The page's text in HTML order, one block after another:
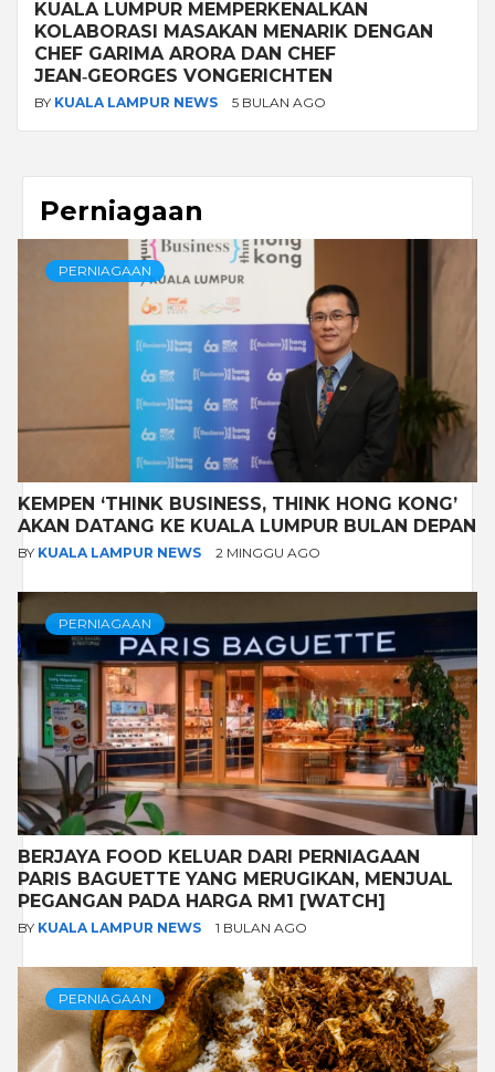
KUALA LUMPUR MEMPERKENALKAN
KOLABORASI MASAKAN MENARIK DENGAN
CHEF GARIMA ARORA DAN CHEF
JEAN‑GEORGES VONGERICHTEN
BY KUALA LAMPUR NEWS 5 BULAN AGO
Perniagaan
PERNIAGAAN
KEMPEN ‘THINK BUSINESS, THINK HONG KONG’
AKAN DATANG KE KUALA LUMPUR BULAN DEPAN
BY KUALA LAMPUR NEWS 2 MINGGU AGO
PERNIAGAAN
BERJAYA FOOD KELUAR DARI PERNIAGAAN
PARIS BAGUETTE YANG MERUGIKAN, MENJUAL
PEGANGAN PADA HARGA RM1 [WATCH]
BY KUALA LAMPUR NEWS 1 BULAN AGO
PERNIAGAAN